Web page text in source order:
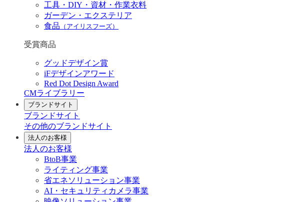
工具・DIY・資材・作業衣料
ガーデン・エクステリア
食品 （アイリスフーズ）
受賞商品
グッドデザイン賞
iFデザインアワード
Red Dot Design Award
CMライブラリー
ブランドサイト
ブランドサイト
その他のブランドサイト
法人のお客様
法人のお客様
BtoB事業
ライティング事業
省エネソリューション事業
AI・セキュリティカメラ事業